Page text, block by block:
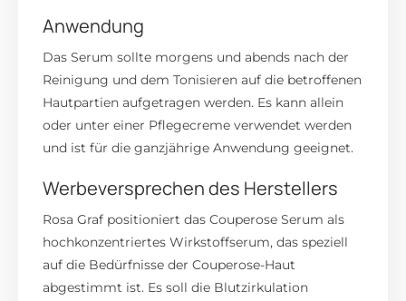
Anwendung
Das Serum sollte morgens und abends nach der
Reinigung und dem Tonisieren auf die betroffenen
Hautpartien aufgetragen werden. Es kann allein
oder unter einer Pflegecreme verwendet werden
und ist für die ganzjährige Anwendung geeignet.
Werbeversprechen des Herstellers
Rosa Graf positioniert das Couperose Serum als
hochkonzentriertes Wirkstoffserum, das speziell
auf die Bedürfnisse der Couperose-Haut
abgestimmt ist. Es soll die Blutzirkulation